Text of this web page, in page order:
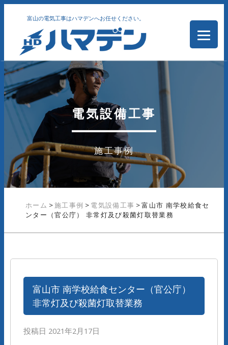
富山の電気工事はハマデンへお任せください。
電気設備工事
施工事例
ホーム >施工事例 > 電気設備工事 >富山市 南学校給食セ
ンター（官公庁） 非常灯及び殺菌灯取替業務
富山市 南学校給食センター（官公庁）
非常灯及び殺菌灯取替業務
投稿日 2021年2月17日